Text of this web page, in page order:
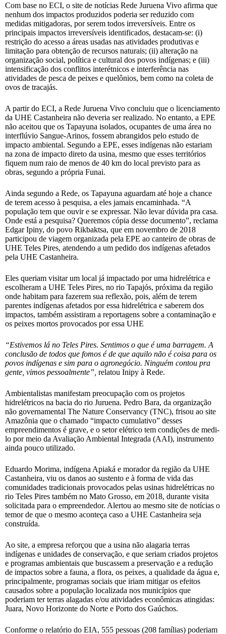
Com base no ECI, o site de notícias Rede Juruena Vivo afirma que
nenhum dos impactos produzidos poderia ser reduzido com
medidas mitigadoras, por serem todos irreversíveis. Entre os
principais impactos irreversíveis identificados, destacam-se: (i)
restrição do acesso a áreas usadas nas atividades produtivas e
limitação para obtenção de recursos naturais; (ii) alteração na
organização social, política e cultural dos povos indígenas; e (iii)
intensificação dos conflitos interétnicos e interferência nas
atividades de pesca de peixes e quelônios, bem como na coleta de
ovos de tracajás.
A partir do ECI, a Rede Juruena Vivo concluiu que o licenciamento
da UHE Castanheira não deveria ser realizado. No entanto, a EPE
não aceitou que os Tapayuna isolados, ocupantes de uma área no
interflúvio Sangue-Arinos, fossem abrangidos pelo estudo de
impacto ambiental. Segundo a EPE, esses indígenas não estariam
na zona de impacto direto da usina, mesmo que esses territórios
fiquem num raio de menos de 40 km do local previsto para as
obras, segundo a própria Funai.
Ainda segundo a Rede, os Tapayuna aguardam até hoje a chance
de terem acesso à pesquisa, a eles jamais encaminhada. “A
população tem que ouvir e se expressar. Não levar dúvida pra casa.
Onde está a pesquisa? Queremos cópia desse documento”, reclama
Edgar Ipiny, do povo Rikbaktsa, que em novembro de 2018
participou de viagem organizada pela EPE ao canteiro de obras de
UHE Teles Pires, atendendo a um pedido dos indígenas afetados
pela UHE Castanheira.
Eles queriam visitar um local já impactado por uma hidrelétrica e
escolheram a UHE Teles Pires, no rio Tapajós, próxima da região
onde habitam para fazerem sua reflexão, pois, além de terem
parentes indígenas afetados por essa hidrelétrica e saberem dos
impactos, também assistiram a reportagens sobre a contaminação e
os peixes mortos provocados por essa UHE
“Estivemos lá no Teles Pires. Sentimos o que é uma barragem. A
conclusão de todos que fomos é de que aquilo não é coisa para os
povos indígenas e sim para o agronegócio. Ninguém contou pra
gente, vimos pessoalmente”, relatou Inipy à Rede.
Ambientalistas manifestam preocupação com os projetos
hidrelétricos na bacia do rio Juruena. Pedro Bara, da organização
não governamental The Nature Conservancy (TNC), frisou ao site
Amazônia que o chamado “impacto cumulativo” desses
empreendimentos é grave, e o setor elétrico tem condições de medi-
lo por meio da Avaliação Ambiental Integrada (AAI), instrumento
ainda pouco utilizado.
Eduardo Morima, indígena Apiaká e morador da região da UHE
Castanheira, viu os danos ao sustento e à forma de vida das
comunidades tradicionais provocados pelas usinas hidrelétricas no
rio Teles Pires também no Mato Grosso, em 2018, durante visita
solicitada para o empreendedor. Alertou ao mesmo site de notícias o
temor de que o mesmo aconteça caso a UHE Castanheira seja
construída.
Ao site, a empresa reforçou que a usina não alagaria terras
indígenas e unidades de conservação, e que seriam criados projetos
e programas ambientais que buscassem a preservação e a redução
de impactos sobre a fauna, a flora, os peixes, a qualidade da água e,
principalmente, programas sociais que iriam mitigar os efeitos
causados sobre a população localizada nos municípios que
poderiam ter terras alagadas e/ou atividades econômicas atingidas:
Juara, Novo Horizonte do Norte e Porto dos Gaúchos.
Conforme o relatório do EIA, 555 pessoas (208 famílias) poderiam